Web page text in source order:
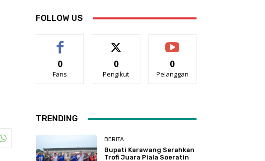
FOLLOW US
0
Fans
0
Pengikut
0
Pelanggan
TRENDING
BERITA
Bupati Karawang Serahkan
Trofi Juara Piala Soeratin